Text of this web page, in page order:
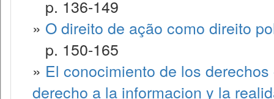
p. 136-149
» O direito de ação como direito
p. 150-165
» El conocimiento de los
derecho a la informacion y la